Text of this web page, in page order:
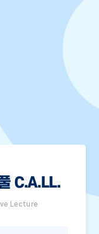
C.A.LL.
Lecture